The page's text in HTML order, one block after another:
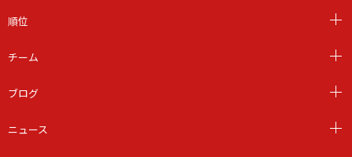
順位
チーム
ブログ
ニュース